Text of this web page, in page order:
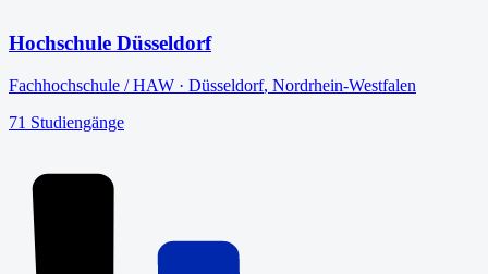
Hochschule Düsseldorf
Fachhochschule / HAW · Düsseldorf, Nordrhein-Westfalen
71 Studiengänge